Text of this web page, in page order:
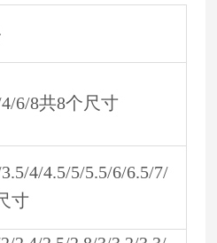
6/8共8个尺寸
4/4.5/5/5.5/6/6.5/7/
寸